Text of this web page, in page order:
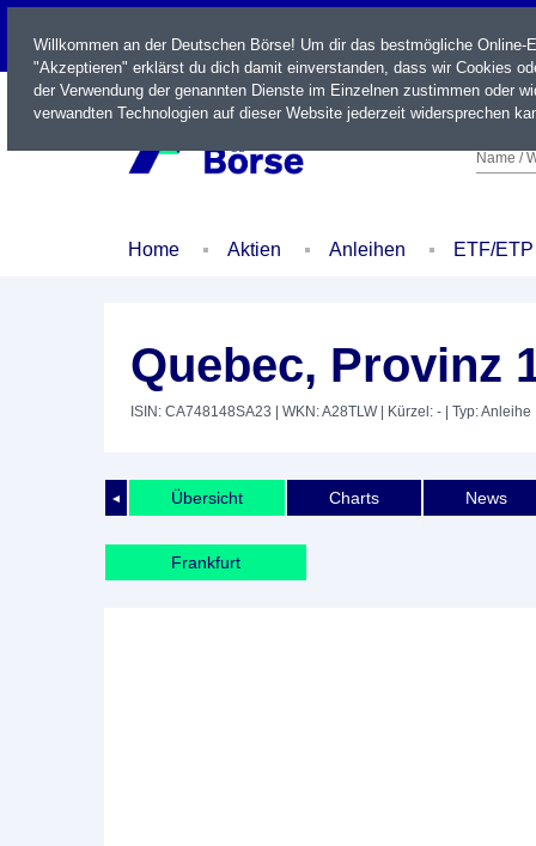
LIVE
Name /
Home Aktien Anleihen ETF/ETP
Quebec, Provinz
ISIN: CA748148SA23 | WKN: A28TLW| Kürzel: - | Typ: Anleihe
◄ Übersicht Charts News
Frankfurt
Willkommen an der Deutschen Börse! Um dir das bestmögliche
"Akzeptieren" erklärst du dich damit einverstanden, dass wir Cookies
der Verwendung der genannten Dienste im Einzelnen zustimmen oder
verwandten Technologien auf dieser Website jederzeit widersprechen